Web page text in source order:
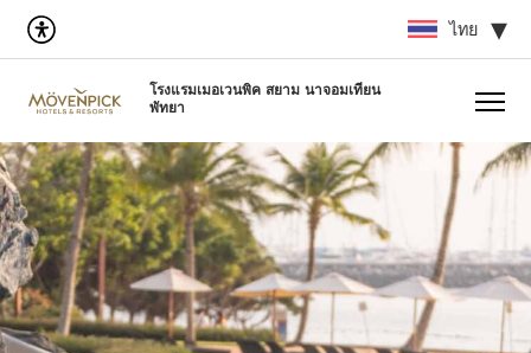
ไทย
โรงแรมเมอเวนพิค สยาม นาจอมเทียน
พัทยา